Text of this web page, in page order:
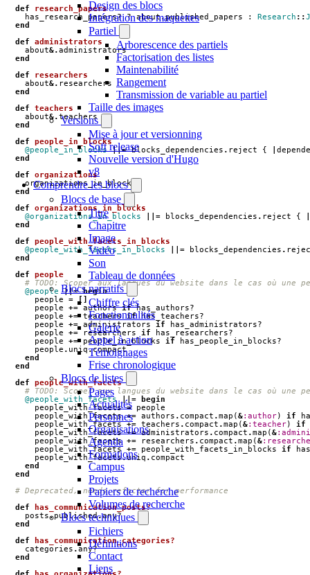
Design des blocs
Intégration des maquettes
Partiel
Arborescence des partiels
Factorisation des listes
Maintenabilité
Rangement
Transmission de variable au partiel
Taille des images
Versions
Mise à jour et versionning
Soft release
Nouvelle version d'Hugo
v8
Comprendre les blocs
Blocs de base
Titre
Chapitre
Image
Vidéo
Son
Tableau de données
Blocs narratifs
Chiffre clés
Fonctionnalités
Galerie
Appel à action
Témoignages
Frise chronologique
Blocs de listes
Pages
Actualités
Personnes
Organisations
Agenda
Formations
Campus
Projets
Papiers de recherche
Volumes de recherche
Blocs techniques
Fichiers
Définitions
Contact
Liens
def
research_papers
has_research_papers? ? about.published_papers : Research ::
end
def
administrators
about&.administrators
end
def
researchers
about&. researchers
end
def
teachers
about&.teachers
end
def
people_in_blocks
@people_in_blocks ||= blocks_dependencies . reject {
end
def
organizations
organizations_in_blocks
end
def
organizations_in_blocks
@organizations_in_blocks
||= blocks_dependencies . reject {
end
def
people_with_facets_in_blocks
@people_with_facets_in_blocks
||= blocks_dependencies .
end
def
people
# TODO: Scoper aux langues du website dans le cas où
@people
||= begin
people
=
[]
people
+= authors if has_authors?
people
+= teachers if has_teachers?
people
+= administrators if
has_administrators?
people
+= researchers if
has_researchers?
people
+= people_in_blocks if
has_people_in_blocks?
people . uniq.compact
end
end
def
people_with_facets
# TODO: Scoper aux langues du website dans le cas où
@people_with_facets
||=
begin
people_with_facets =
people
people_with_facets += authors . compact .map (&:author) if
people_with_facets += teachers . compact .map (&:teacher)
if
people_with_facets += administrators . compact .map (&
people_with_facets += researchers . compact .map (&
people_with_facets += people_with_facets_in_blocks if
people_with_facets.uniq . compact
end
end
# Deprecated, needs refactor for performance
def
has_communication_posts?
posts.published.any?
end
def
has_communication_categories?
categories .any?
end
def
has_organizations?